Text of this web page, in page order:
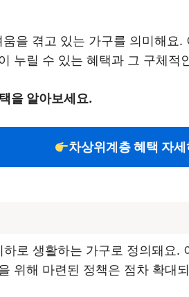
을 겪고 있는 가구를 의미해
누릴 수 있는 혜택과 그 구체적
을 알아보세요.
차상위계층 혜택 자세
로 생활하는 가구로 정의돼요
위해 마련된 정책은 점차 확대